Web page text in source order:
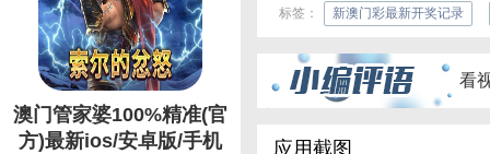
澳门管家婆100%精准(官
方)最新ios/安卓版/手机
标签：
新澳门彩最新开奖记录
看
应用截图